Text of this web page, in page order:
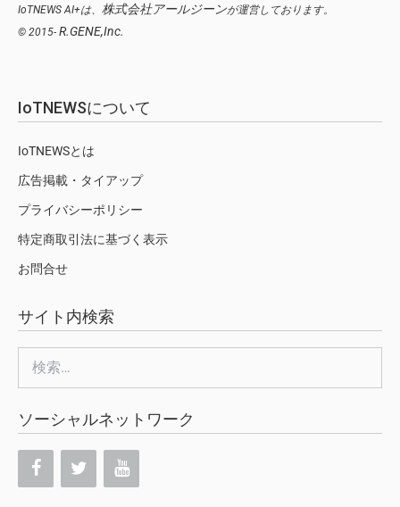
IoTNEWS AI+は、 株式会社アールジーンが運営しております。
© 2015- R.GENE,Inc.
IoTNEWSについて
IoTNEWSとは
広告掲載・タイアップ
プライバシーポリシー
特定商取引法に基づく表示
お問合せ
サイト内検索
索:
ソーシャルネットワーク